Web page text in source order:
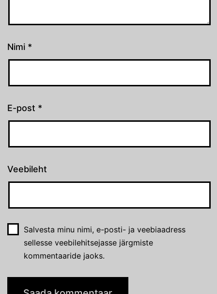
Nimi *
E-post *
Veebileht
Salvesta minu nimi, e-posti- ja veebiaadress
sellesse veebilehitsejasse järgmiste
kommentaaride jaoks.